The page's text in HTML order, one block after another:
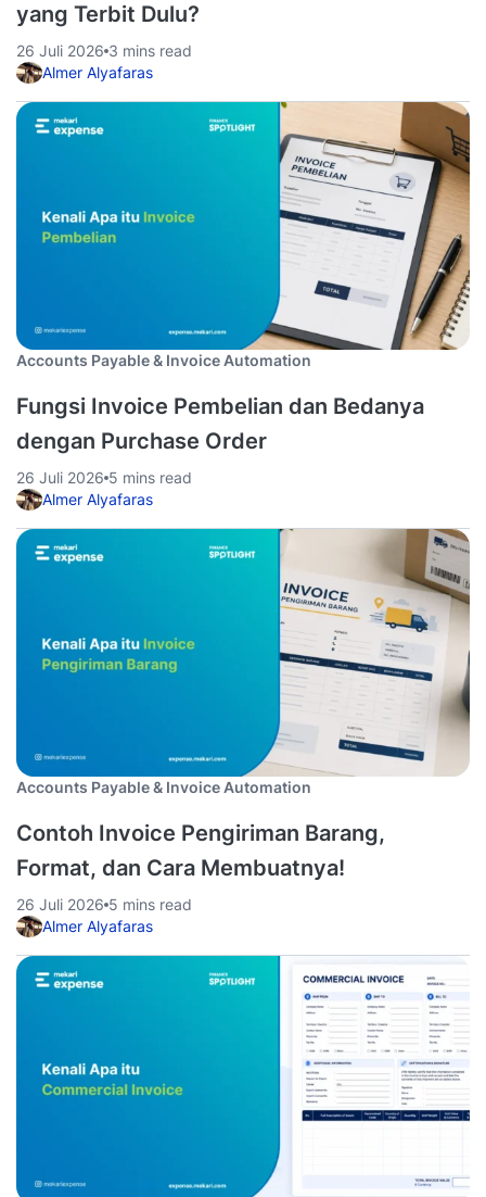
yang Terbit Dulu?
26 Juli 2026 3 mins read
Almer Alyafaras
Accounts Payable & Invoice Automation
Fungsi Invoice Pembelian dan Bedanya
dengan Purchase Order
26 Juli 2026 5 mins read
Almer Alyafaras
Accounts Payable & Invoice Automation
Contoh Invoice Pengiriman Barang,
Format, dan Cara Membuatnya!
26 Juli 2026 5 mins read
Almer Alyafaras